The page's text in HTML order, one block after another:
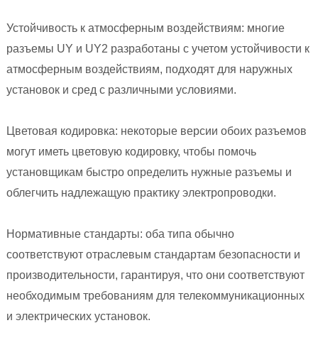
Устойчивость к атмосферным воздействиям: многие
разъемы UY и UY2 разработаны с учетом устойчивости к
атмосферным воздействиям, подходят для наружных
установок и сред с различными условиями.
Цветовая кодировка: некоторые версии обоих разъемов
могут иметь цветовую кодировку, чтобы помочь
установщикам быстро определить нужные разъемы и
облегчить надлежащую практику электропроводки.
Нормативные стандарты: оба типа обычно
соответствуют отраслевым стандартам безопасности и
производительности, гарантируя, что они соответствуют
необходимым требованиям для телекоммуникационных
и электрических установок.